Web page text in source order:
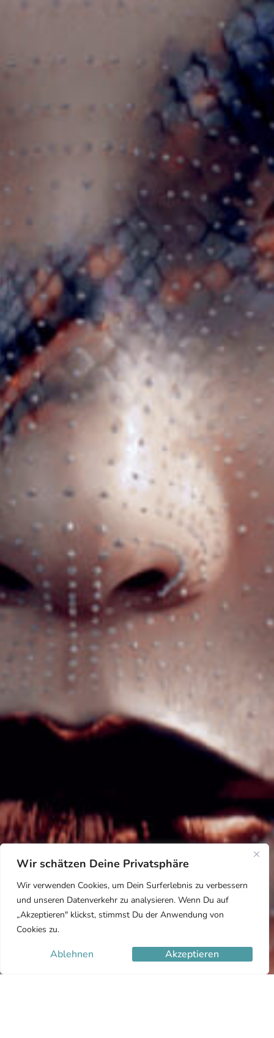
Wir schätzen Deine Privatsphäre
Wir verwenden Cookies, um Dein Surferlebnis zu verbessern
und unseren Datenverkehr zu analysieren. Wenn Du auf
„Akzeptieren" klickst, stimmst Du der Anwendung von
Cookies zu.
Ablehnen Akzeptieren